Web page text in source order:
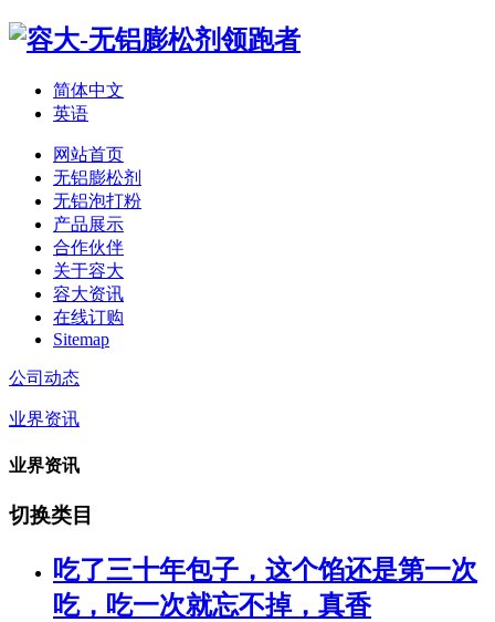
简体中文
英语
网站首页
无铝膨松剂
无铝泡打粉
产品展示
合作伙伴
关于容大
容大资讯
在线订购
Sitemap
公司动态
业界资讯
业界资讯
切换类目
吃了三十年包子，这个馅还是第一次
吃，吃一次就忘不掉，真香